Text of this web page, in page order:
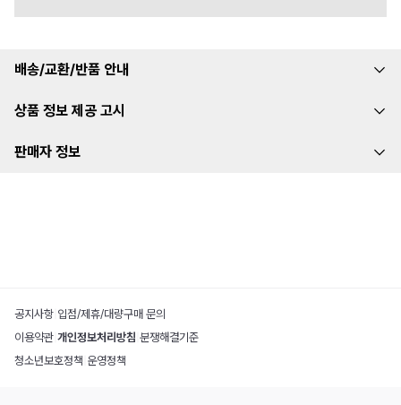
배송/교환/반품 안내
상품 정보 제공 고시
판매자 정보
공지사항 입점/제휴/대량구매 문의
이용약관 개인정보처리방침 분쟁해결기준
청소년보호정책 운영정책